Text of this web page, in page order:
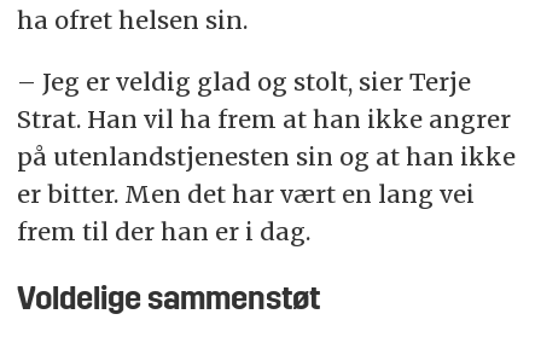
ha ofret helsen sin.
– Jeg er veldig glad og stolt, sier Terje
Strat. Han vil ha frem at han ikke angrer
på utenlandstjenesten sin og at han ikke
er bitter. Men det har vært en lang vei
frem til der han er i dag.
Voldelige sammenstøt